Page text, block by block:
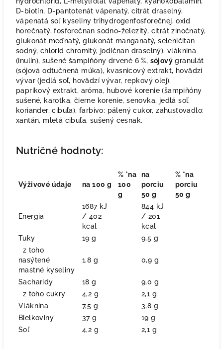
D-biotín, D-pantotenát vápenatý, citrát draselný,
vápenatá soľ kyseliny trihydrogenfosforečnej, oxid
horečnatý, fosforečnan sodno-železitý, citrát zinočnatý,
glukonát meďnatý, glukonát manganatý, seleničitan
sodný, chlorid chromitý, jodičnan draselný), vláknina
(inulín), sušené šampiňóny drvené 6 %, sójový granulát
(sójová odtučnená múka), kvasnicový extrakt, hovädzí
vývar (jedlá soľ, hovädzí vývar, repkový olej),
paprikový extrakt, aróma, hubové korenie (šampiňóny
sušené, karotka, čierne korenie, senovka, jedlá soľ,
koriander, cibuľa), farbivo: pálený cukor, zahusťovadlo:
xantán, mletá cibuľa, sušený cesnak.
Nutričné ​​hodnoty:
Výživové údaje na 100 g
% *na
100
g
na
porciu
50 g
% *na
porciu
50 g
Energia
1687 kJ
/ 402
kcal
844 kJ
/ 201
kcal
Tuky
19 g
9,5 g
z toho
nasýtené
mastné kyseliny
1,8 g 0,9 g
Sacharidy 18 g
9,0 g
z toho cukry
4,2 g
2,1 g
Vláknina
7,5 g
3,8 g
Bielkoviny
37 g
19 g
Soľ
4,2 g 2,1 g